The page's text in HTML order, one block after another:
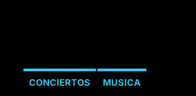
CONCIERTOS MUSICA